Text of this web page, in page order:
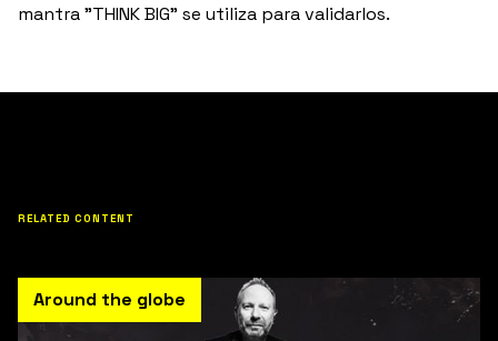
mantra "THINK BIG" se utiliza para validarlos.
RELATED CONTENT
Around the globe